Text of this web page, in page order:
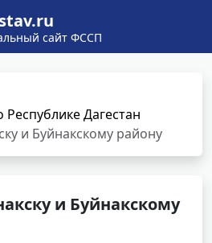
сайт ФССП
Дагестан
и Буйнакскому району
и Буйнакскому